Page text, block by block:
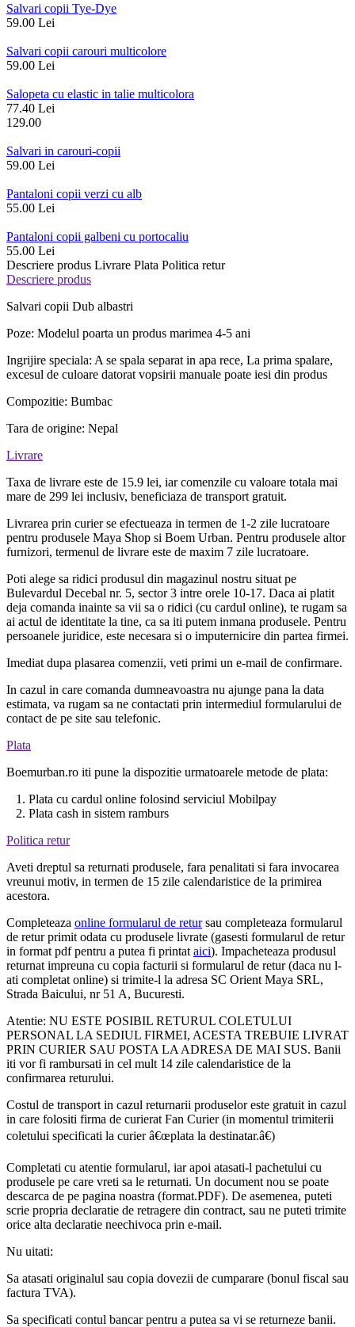
Salvari copii Tye-Dye
59.00 Lei
Salvari copii carouri multicolore
59.00 Lei
Salopeta cu elastic in talie multicolora
77.40 Lei
129.00
Salvari in carouri-copii
59.00 Lei
Pantaloni copii verzi cu alb
55.00 Lei
Pantaloni copii galbeni cu portocaliu
55.00 Lei
Descriere produs Livrare Plata Politica retur
Descriere produs
Salvari copii Dub albastri
Poze: Modelul poarta un produs marimea 4-5 ani
Ingrijire speciala: A se spala separat in apa rece, La prima spalare,
excesul de culoare datorat vopsirii manuale poate iesi din produs
Compozitie: Bumbac
Tara de origine: Nepal
Livrare
Taxa de livrare este de 15.9 lei, iar comenzile cu valoare totala mai
mare de 299 lei inclusiv, beneficiaza de transport gratuit.
Livrarea prin curier se efectueaza in termen de 1-2 zile lucratoare
pentru produsele Maya Shop si Boem Urban. Pentru produsele altor
furnizori, termenul de livrare este de maxim 7 zile lucratoare.
Poti alege sa ridici produsul din magazinul nostru situat pe
Bulevardul Decebal nr. 5, sector 3 intre orele 10-17. Daca ai platit
deja comanda inainte sa vii sa o ridici (cu cardul online), te rugam sa
ai actul de identitate la tine, ca sa iti putem inmana produsele. Pentru
persoanele juridice, este necesara si o imputernicire din partea firmei.
Imediat dupa plasarea comenzii, veti primi un e-mail de confirmare.
In cazul in care comanda dumneavoastra nu ajunge pana la data
estimata, va rugam sa ne contactati prin intermediul formularului de
contact de pe site sau telefonic.
Plata
Boemurban.ro iti pune la dispozitie urmatoarele metode de plata:
1. Plata cu cardul online folosind serviciul Mobilpay
2. Plata cash in sistem ramburs
Politica retur
Aveti dreptul sa returnati produsele, fara penalitati si fara invocarea
vreunui motiv, in termen de 15 zile calendaristice de la primirea
acestora.
Completeaza online formularul de retursau completeaza formularul
de retur primit odata cu produsele livrate (gasesti formularul de retur
in format pdf pentru a putea fi printat aici). Impacheteaza produsul
returnat impreuna cu copia facturii si formularul de retur (daca nu l-
ati completat online) si trimite-l la adresa SC Orient Maya SRL,
Strada Baicului, nr 51 A, Bucuresti.
Atentie: NU ESTE POSIBIL RETURUL COLETULUI
PERSONAL LA SEDIUL FIRMEI, ACESTA TREBUIE LIVRAT
PRIN CURIER SAU POSTA LA ADRESA DE MAI SUS. Banii
iti vor fi rambursati in cel mult 14 zile calendaristice de la
confirmarea returului.
Costul de transport in cazul returnarii produselor este gratuit in cazul
in care folositi firma de curierat Fan Curier (in momentul trimiterii
coletului specificati la curier â€œplata la destinatar.â€)
Completati cu atentie formularul, iar apoi atasati-l pachetului cu
produsele pe care vreti sa le returnati. Un document nou se poate
descarca de pe pagina noastra (format.PDF). De asemenea, puteti
scrie propria declaratie de retragere din contract, sau ne puteti trimite
orice alta declaratie neechivoca prin e-mail.
Nu uitati:
Sa atasati originalul sau copia dovezii de cumparare (bonul fiscal sau
factura TVA).
Sa specificati contul bancar pentru a putea sa vi se returneze banii.